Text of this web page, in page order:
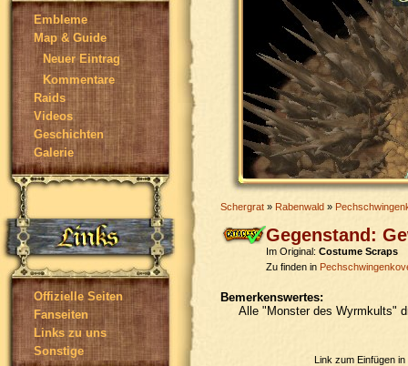
Embleme
Map & Guide
Neuer Eintrag
Kommentare
Raids
Videos
Geschichten
Galerie
Offizielle Seiten
Fanseiten
Links zu uns
Sonstige
Schergrat » Rabenwald »
Gegenstand:
Im Original: Costume Scraps
Zu finden in
Bemerkenswertes:
Alle "Monster des Wyrmkults"
Link zum Einfügen